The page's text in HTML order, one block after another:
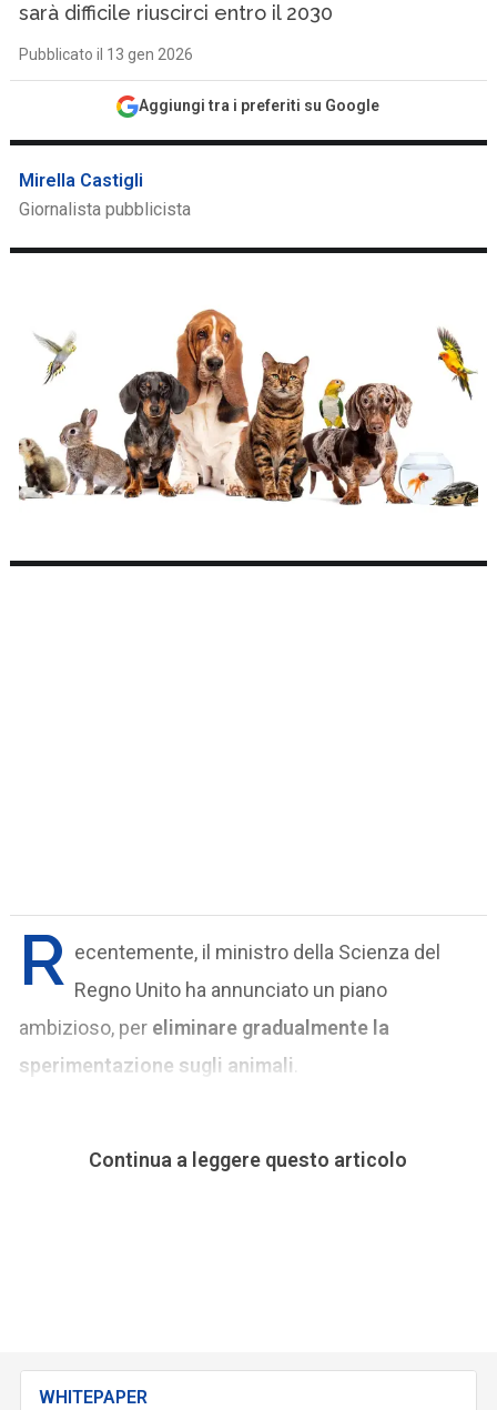
sarà difficile riuscirci entro il 2030
Pubblicato il 13 gen 2026
Aggiungi tra i preferiti su Google
Mirella Castigli
Giornalista pubblicista
R ecentemente, il ministro della Scienza del
Regno Unito ha annunciato un piano
ambizioso, per eliminare gradualmente la
sperimentazione sugli animali
Continua a leggere questo articolo
WHITEPAPER